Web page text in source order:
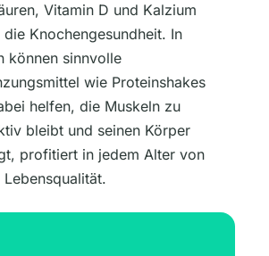
Vitamin D und Kalzium
Knochengesundheit. In
können sinnvolle
wie Proteinshakes
helfen, die Muskeln zu
bleibt und seinen Körper
profitiert in jedem Alter von